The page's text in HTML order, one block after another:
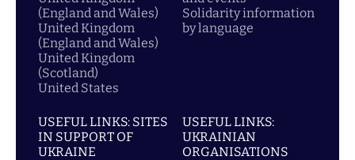
(England and Wales)
United Kingdom
(England and Wales)
United Kingdom
(Scotland)
United States
Solidarity information
by language
USEFUL LINKS: SITES
IN SUPPORT OF
UKRAINE
USEFUL LINKS:
UKRAINIAN
ORGANISATIONS